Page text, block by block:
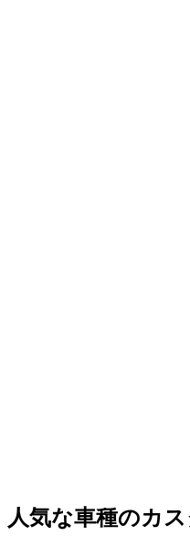
人気な車種のカ